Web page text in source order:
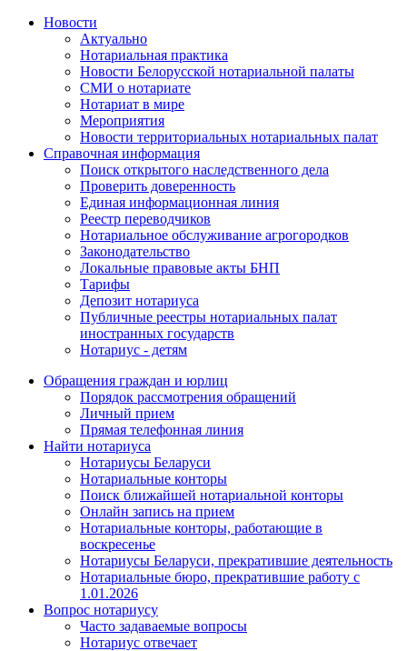
Новости
Актуально
Нотариальная практика
Новости Белорусской нотариальной палаты
СМИ о нотариате
Нотариат в мире
Мероприятия
Новости территориальных нотариальных палат
Справочная информация
Поиск открытого наследственного дела
Проверить доверенность
Единая информационная линия
Реестр переводчиков
Нотариальное обслуживание агрогородков
Законодательство
Локальные правовые акты БНП
Тарифы
Депозит нотариуса
Публичные реестры нотариальных палат
иностранных государств
Нотариус - детям
Обращения граждан и юрлиц
Порядок рассмотрения обращений
Личный прием
Прямая телефонная линия
Найти нотариуса
Нотариусы Беларуси
Нотариальные конторы
Поиск ближайшей нотариальной конторы
Онлайн запись на прием
Нотариальные конторы, работающие в
воскресенье
Нотариусы Беларуси, прекратившие деятельность
Нотариальные бюро, прекратившие работу с
1.01.2026
Вопрос нотариусу
Часто задаваемые вопросы
Нотариус отвечает